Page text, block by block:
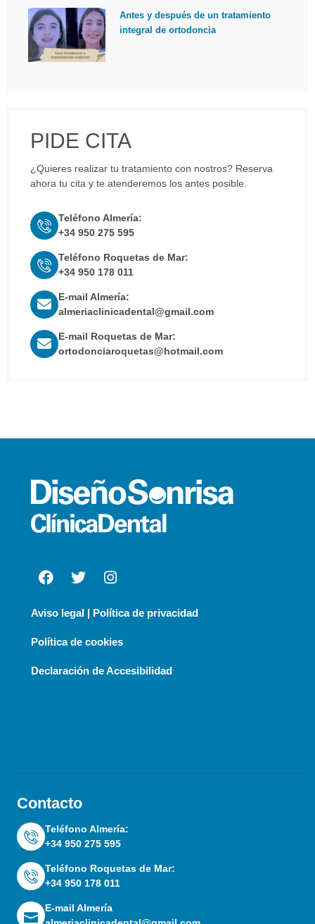
Antes y después de un tratamiento
integral de ortodoncia
PIDE CITA
¿Quieres realizar tu tratamiento con nostros? Reserva
ahora tu cita y te atenderemos los antes posible.
Teléfono Almería:
+34 950 275 595
Teléfono Roquetas de Mar:
+34 950 178 011
E-mail Almería:
almeriaclinicadental@gmail.com
E-mail Roquetas de Mar:
ortodonciaroquetas@hotmail.com
Contacto
Teléfono Almería:
+34 950 275 595
Teléfono Roquetas de Mar:
+34 950 178 011
E-mail Almería
Aviso legal | Política de privacidad
Política de cookies
Declaración de Accesibilidad